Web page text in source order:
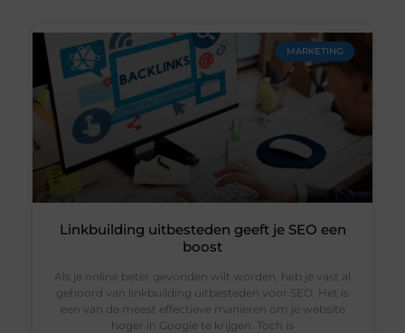
MARKETING
Linkbuilding uitbesteden geeft je SEO een
boost
Als je online beter gevonden wilt worden, heb je vast al
gehoord van linkbuilding uitbesteden voor SEO. Het is
een van de meest effectieve manieren om je website
hoger in Google te krijgen. Toch is